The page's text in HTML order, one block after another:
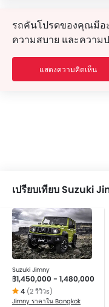
รถคันโปรดของคุณมีอ
ความสบาย และความ
แสดงความคิดเห็น
เปรียบเทียบ Suzuki
Suzuki Jimny
฿1,450,000 - 1,480,000
4 (2 รีวิวs)
Jimny ราคาใน Bangkok